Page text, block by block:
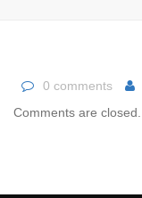
0 comments
Comments are closed.